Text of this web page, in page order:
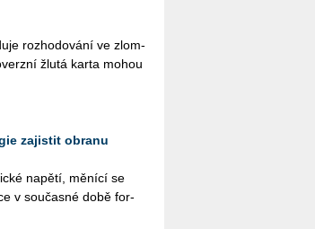
roz­ho­do­vá­ní ve zlom­
žlutá karta mohou
zajistit obranu
na­pě­tí, mě­ní­cí se
v sou­čas­né době for­